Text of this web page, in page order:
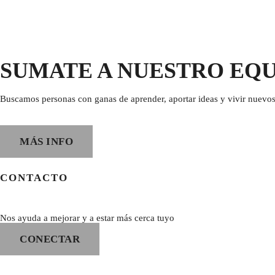
SUMATE A NUESTRO
Buscamos personas con ganas de aprender, aportar ideas y vivir
MÁS INFO
CONTACTO
Nos ayuda a mejorar y a estar más cerca tuyo
CONECTAR